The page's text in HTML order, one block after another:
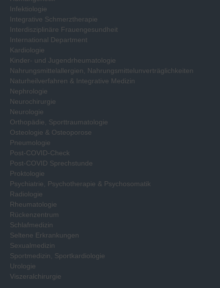
Infektiologie
Integrative Schmerztherapie
Interdisziplinäre Frauengesundheit
International Department
Kardiologie
Kinder- und Jugendrheumatologie
Nahrungsmittelallergien, Nahrungsmittelunverträglichkeiten
Naturheilverfahren & Integrative Medizin
Nephrologie
Neurochirurgie
Neurologie
Orthopädie, Sporttraumatologie
Osteologie & Osteoporose
Pneumologie
Post-COVID-Check
Post-COVID Sprechstunde
Proktologie
Psychiatrie, Psychotherapie & Psychosomatik
Radiologie
Rheumatologie
Rückenzentrum
Schlafmedizin
Seltene Erkrankungen
Sexualmedizin
Sportmedizin, Sportkardiologie
Urologie
Viszeralchirurgie